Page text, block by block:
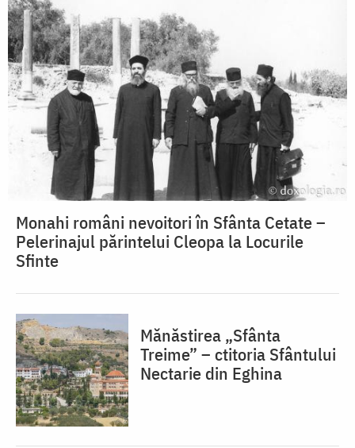
Monahi români nevoitori în Sfânta Cetate –
Pelerinajul părintelui Cleopa la Locurile
Sfinte
Mănăstirea „Sfânta
Treime” – ctitoria Sfântului
Nectarie din Eghina